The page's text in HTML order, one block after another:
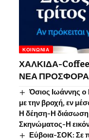
ΚΟΙΝΩΝΊΑ
ΧΑΛΚΙΔΑ-
ΝΕΑ ΠΡΟΣΦΟΡΑ
Όσιος Ιωάννης
με την βροχή, εν
Η δέηση-Η διάσωση
Σκηνώματος-Η
Εύβοια-ΣΟΚ: Σε